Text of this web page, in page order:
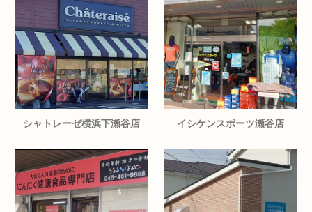
シャトレーゼ横浜下瀬谷店 イシケンスポーツ瀬谷店